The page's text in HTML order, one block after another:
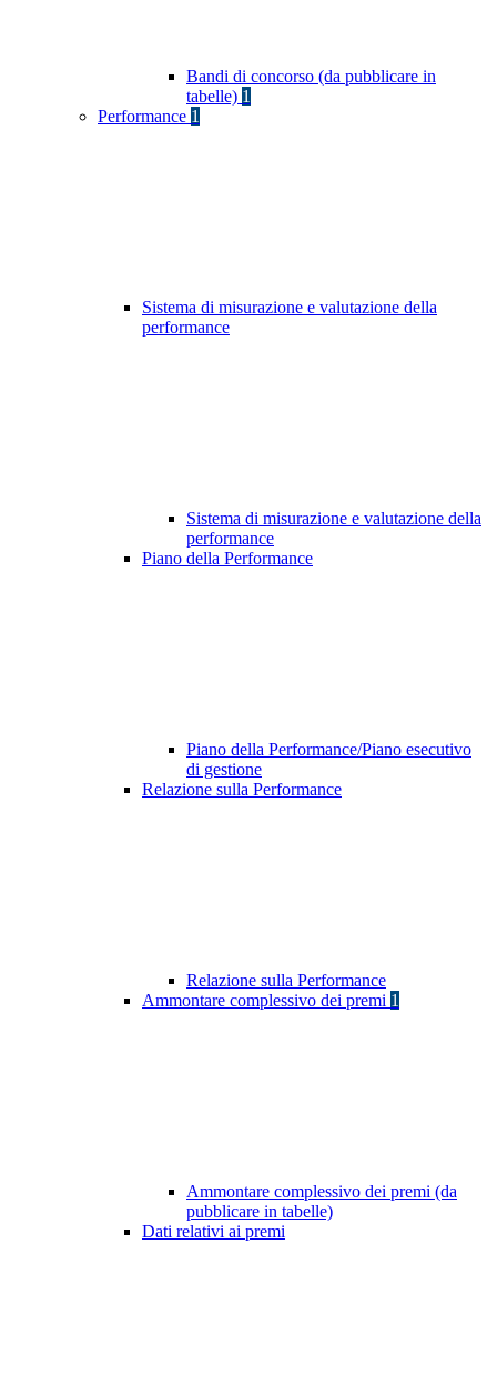
Bandi di concorso (da pubblicare in
tabelle) 1
Performance 1
Sistema di misurazione e valutazione della
performance
Sistema di misurazione e valutazione della
performance
Piano della Performance
Piano della Performance/Piano esecutivo
di gestione
Relazione sulla Performance
Relazione sulla Performance
Ammontare complessivo dei premi 1
Ammontare complessivo dei premi (da
pubblicare in tabelle)
Dati relativi ai premi